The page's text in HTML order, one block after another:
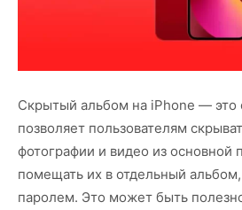
Скрытый альбом на iPhone — это
позволяет пользователям
фотографии и видео из основной
помещать их в отдельный
паролем. Это может быть